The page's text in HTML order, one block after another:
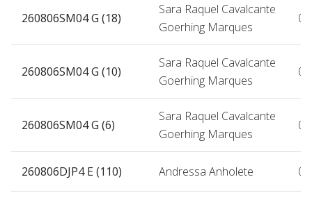
260806SM04 G (18)
Sara Raquel Cavalcante
Goerhing Marques
260806SM04 G (10)
Sara Raquel Cavalcante
Goerhing Marques
260806SM04 G (6)
Sara Raquel Cavalcante
Goerhing Marques
260806DJP4 E (110) Andressa Anholete